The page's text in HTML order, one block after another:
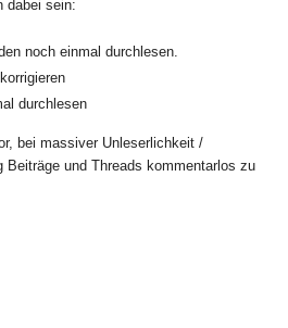
dabei sein:
noch einmal durchlesen.
durchlesen
bei massiver Unleserlichkeit /
Beiträge und Threads kommentarlos zu